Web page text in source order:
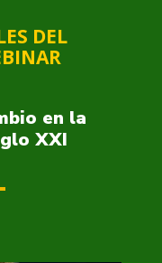
DEL
en la
XXI